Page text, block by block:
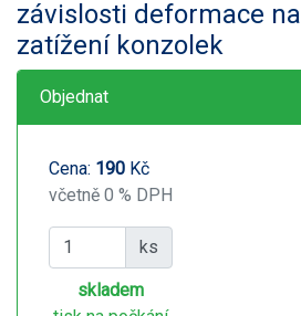
závislosti deformace na
zatížení konzolek
Objednat
Cena: 190 Kč
včetně 0 % DPH
ks
skladem